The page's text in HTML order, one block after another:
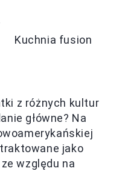
Kuchnia fusion
z różnych kultur
główne? Na
jako
względu na